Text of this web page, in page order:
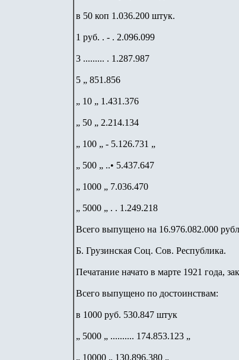
в 50 коп 1.036.200 штук.
1 руб. . - . 2.096.099
3 ......... . 1.287.987
5 „ 851.856
„ 10 „ 1.431.376
„ 50 „ 2.214.134
„ 100 „ - 5.126.731 „
„ 500 „ ..• 5.437.647
„ 1000 „ 7.036.470
„ 5000 „ . . 1.249.218
Всего выпущено на 16.976.082.000
Б. Грузинская Соц. Сов. Республика.
Печатание начато в марте 1921 года,
Всего выпущено по достоинствам:
в 1000 руб. 530.847 штук
„ 5000 „ .......... 174.853.123 „
„ 10000 „ 130.896.380 „